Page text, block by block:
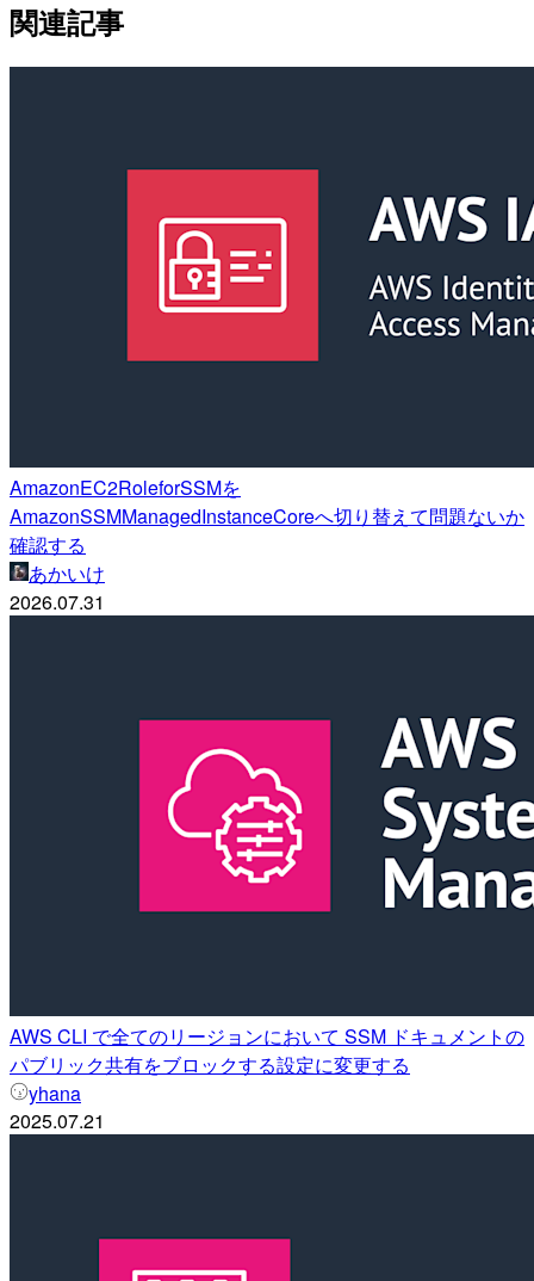
関連記事
AmazonEC2RoleforSSMを
AmazonSSMManagedInstanceCoreへ切り替えて問題ないか
確認する
あかいけ
2026.07.31
AWS CLI で全てのリージョンにおいて SSM ドキュメントの
パブリック共有をブロックする設定に変更する
yhana
2025.07.21